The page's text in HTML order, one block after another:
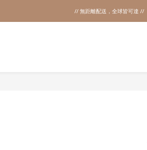
2026SS SALE
// 無距離配送，全球皆可達 //